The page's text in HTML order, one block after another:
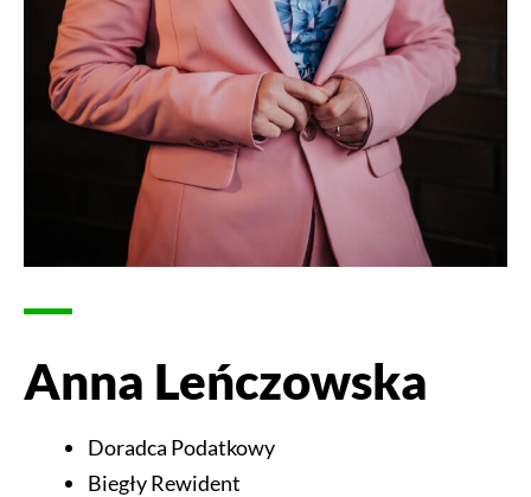
Anna Leńczowska
Doradca Podatkowy
Biegły Rewident